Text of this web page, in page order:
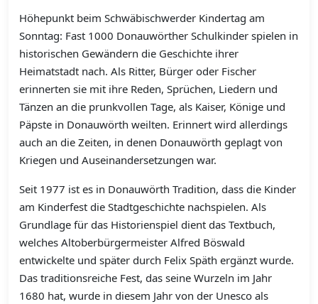
Höhepunkt beim Schwäbischwerder Kindertag am
Sonntag: Fast 1000 Donauwörther Schulkinder spielen in
historischen Gewändern die Geschichte ihrer
Heimatstadt nach. Als Ritter, Bürger oder Fischer
erinnerten sie mit ihre Reden, Sprüchen, Liedern und
Tänzen an die prunkvollen Tage, als Kaiser, Könige und
Päpste in Donauwörth weilten. Erinnert wird allerdings
auch an die Zeiten, in denen Donauwörth geplagt von
Kriegen und Auseinandersetzungen war.
Seit 1977 ist es in Donauwörth Tradition, dass die Kinder
am Kinderfest die Stadtgeschichte nachspielen. Als
Grundlage für das Historienspiel dient das Textbuch,
welches Altoberbürgermeister Alfred Böswald
entwickelte und später durch Felix Späth ergänzt wurde.
Das traditionsreiche Fest, das seine Wurzeln im Jahr
1680 hat, wurde in diesem Jahr von der Unesco als